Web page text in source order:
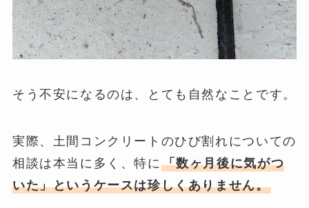
そう不安になるのは、とても自然なことです。
実際、土間コンクリートのひび割れについての
相談は本当に多く、特に 「数ヶ月後に気がつ
いた」というケースは珍しくありません。